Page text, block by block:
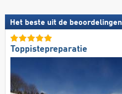
Het beste uit de beoordelingen
Toppistepreparatie